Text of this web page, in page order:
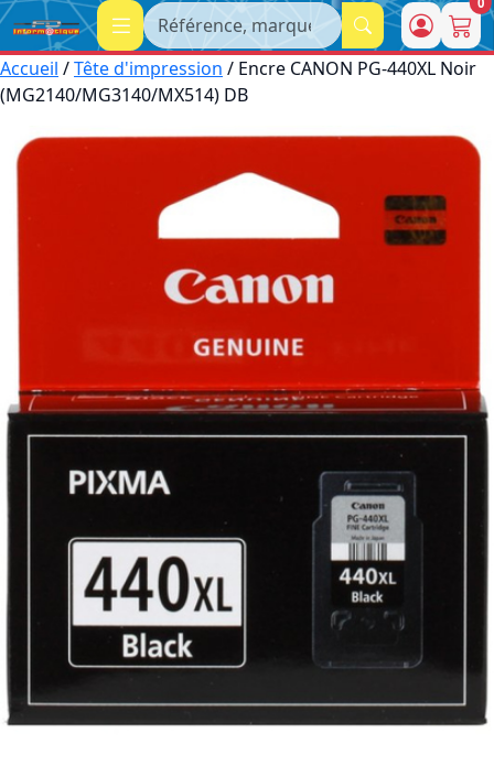
Recherche
Accueil /Tête d'impression / Encre CANON PG-440XL Noir
(MG2140/MG3140/MX514) DB